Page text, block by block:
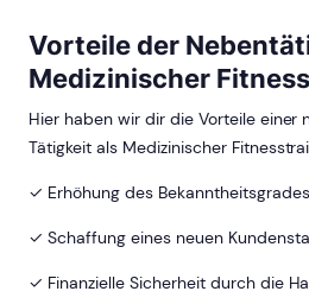
Vorteile der
Medizinischer
Hier haben wir dir die Vorteile einer
Tätigkeit als Medizinischer
✓ Erhöhung des Bekanntheitsgrades
✓ Schaffung eines neuen
✓ Finanzielle Sicherheit durch die